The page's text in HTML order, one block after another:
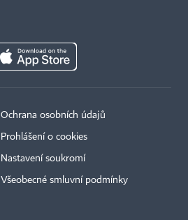
Ochrana osobních údajů
Prohlášení o cookies
Nastavení soukromí
Všeobecné smluvní podmínky